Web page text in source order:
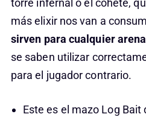
torre infernal o el cohete,
más elixir nos van a
sirven para cualquier
se saben utilizar
para el jugador contrario.
Este es el mazo Log